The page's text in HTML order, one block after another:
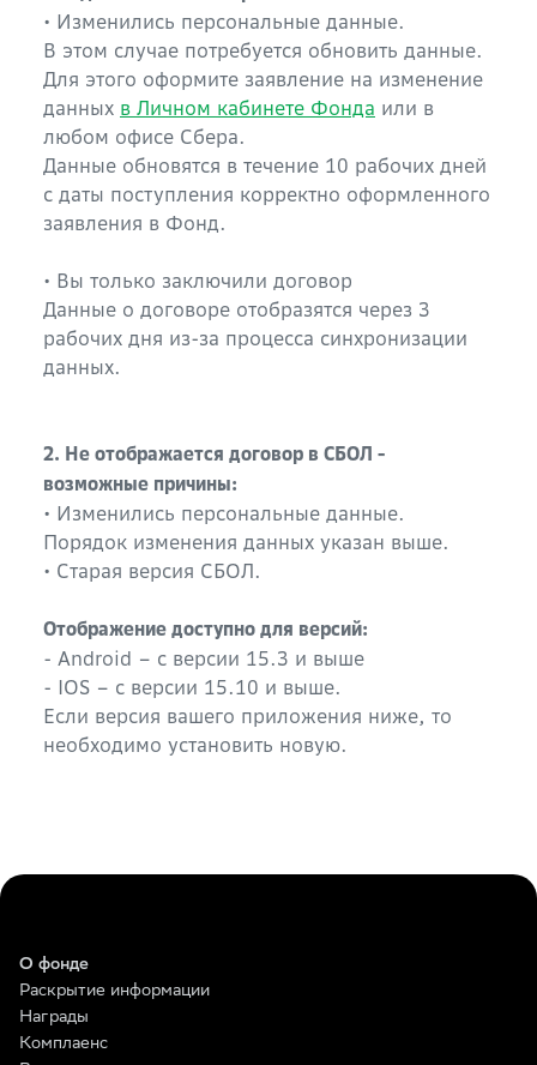
• Изменились персональные данные.
В этом случае потребуется обновить данные.
Для этого оформите заявление на изменение
данных в Личном кабинете Фонда или в
любом офисе Сбера.
Данные обновятся в течение 10 рабочих дней
с даты поступления корректно оформленного
заявления в Фонд.
• Вы только заключили договор
Данные о договоре отобразятся через 3
рабочих дня из-за процесса синхронизации
данных.
2. Не отображается договор в СБОЛ -
возможные причины:
• Изменились персональные данные.
Порядок изменения данных указан выше.
• Старая версия СБОЛ.
Отображение доступно для версий:
- Android – с версии 15.3 и выше
- IOS – с версии 15.10 и выше.
Если версия вашего приложения ниже, то
необходимо установить новую.
О фонде
Раскрытие информации
Награды
Комплаенс